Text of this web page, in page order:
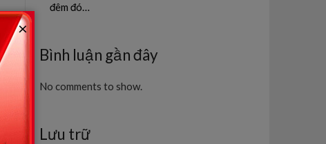
đêm đó…
Bình luận gần đây
No comments to show.
Lưu trữ
×